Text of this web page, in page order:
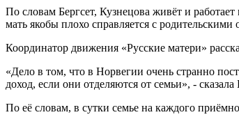
По словам Бергсет, Кузнецова живёт и
мать якобы плохо справляется с
Координатор движения «Русские матери»
«Дело в том, что в Норвегии очень странно
доход, если они отделяются от семьи», - сказала
По её словам, в сутки семье на каждого